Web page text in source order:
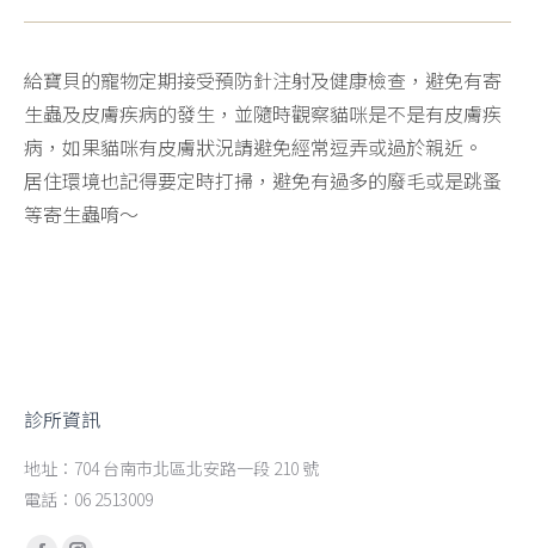
給寶貝的寵物定期接受預防針注射及健康檢查，避免有寄
生蟲及皮膚疾病的發生，並隨時觀察貓咪是不是有皮膚疾
病，如果貓咪有皮膚狀況請避免經常逗弄或過於親近。
居住環境也記得要定時打掃，避免有過多的廢毛或是跳蚤
等寄生蟲唷～
診所資訊
地址：704 台南市北區北安路一段 210 號
電話：06 2513009